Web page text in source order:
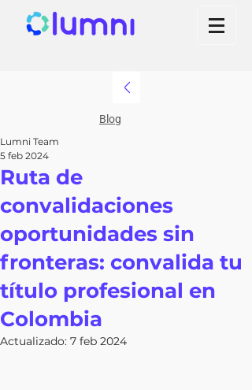
Blog
Ruta de
convalidaciones
oportunidades sin
fronteras: convalida tu
título profesional en
Colombia
Lumni Team
5 feb 2024
Actualizado: 7 feb 2024